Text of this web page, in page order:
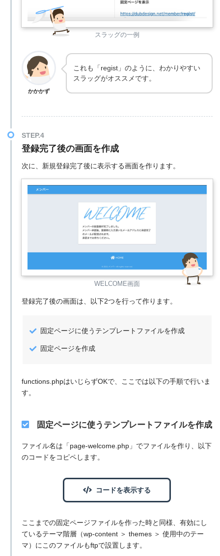
スラッグの一例
かかかず
これも「regist」のように、わかりやすい
スラッグがオススメです。
登録完了後の画面を作成
次に、新規登録完了後に表示する画面を作ります。
WELCOME画面
登録完了後の画面は、以下2つを行って作ります。
固定ページに使うテンプレートファイルを作成
固定ページを作成
functions.phpはいじらずOKで、ここでは以下の手順で行いま
す。
固定ページに使うテンプレートファイルを作成
ファイル名は「page-welcome.php」でファイルを作り、以下
のコードをコピペします。
コードを表示する
ここまでの固定ページファイルを作った時と同様、有効にし
ているテーマ階層（wp-content ＞ themes ＞ 使用中のテー
マ）にこのファイルもftpで設置します。